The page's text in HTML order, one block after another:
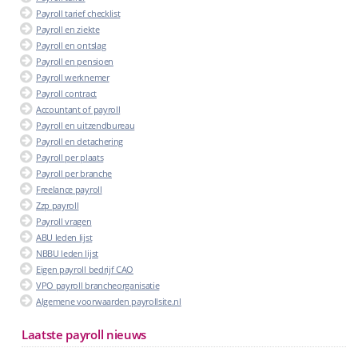
Payroll tarief checklist
Payroll en ziekte
Payroll en ontslag
Payroll en pensioen
Payroll werknemer
Payroll contract
Accountant of payroll
Payroll en uitzendbureau
Payroll en detachering
Payroll per plaats
Payroll per branche
Freelance payroll
Zzp payroll
Payroll vragen
ABU leden lijst
NBBU leden lijst
Eigen payroll bedrijf CAO
VPO payroll brancheorganisatie
Algemene voorwaarden payrollsite.nl
Laatste payroll nieuws